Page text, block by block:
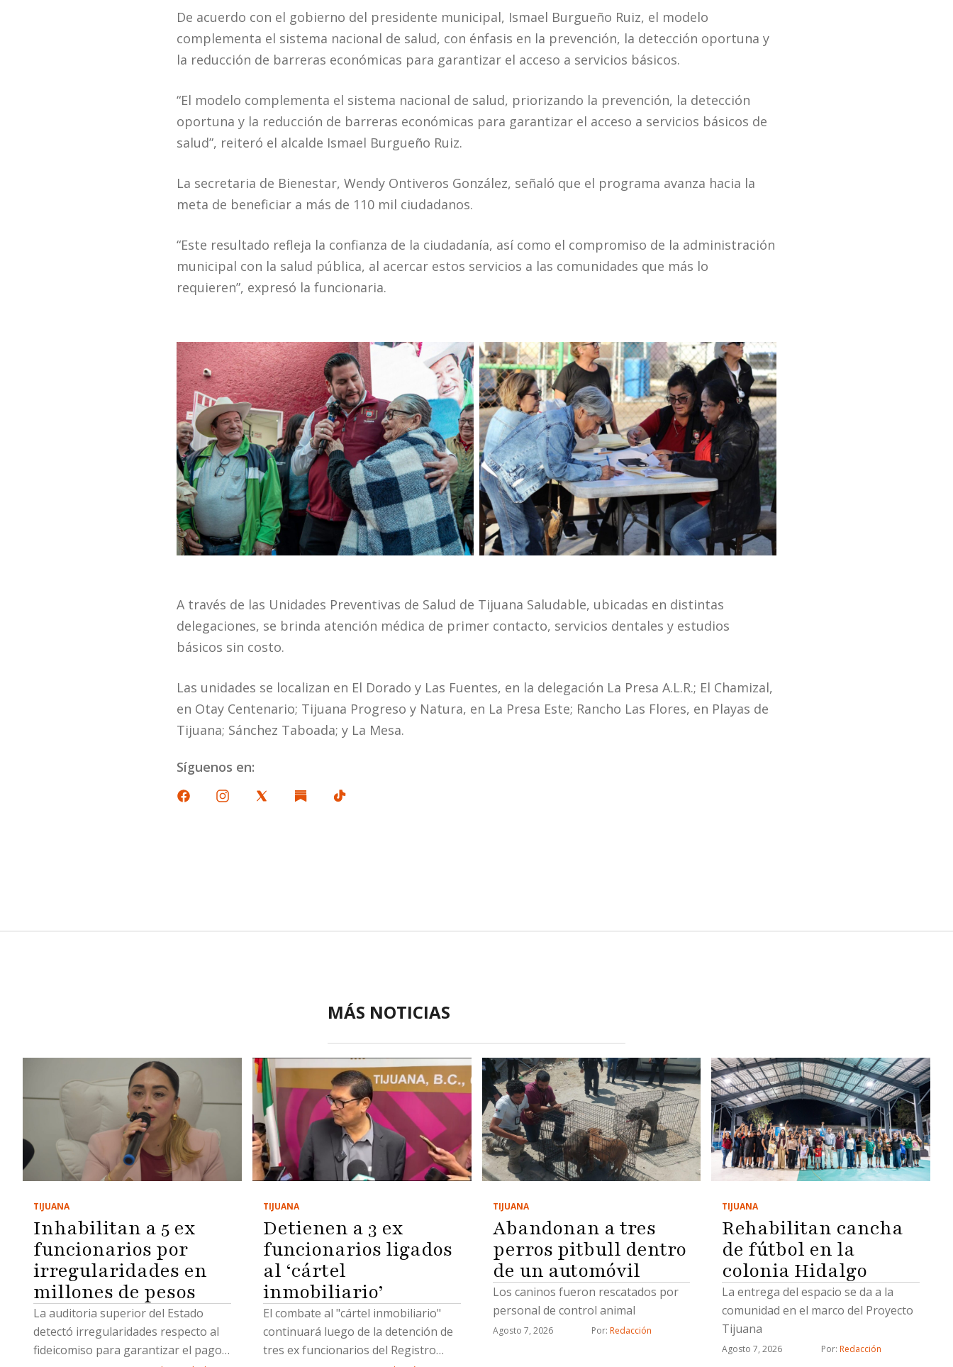
De acuerdo con el gobierno del presidente municipal, Ismael Burgueño Ruiz, el modelo
complementa el sistema nacional de salud, con énfasis en la prevención, la detección oportuna y
la reducción de barreras económicas para garantizar el acceso a servicios básicos.
“El modelo complementa el sistema nacional de salud, priorizando la prevención, la detección
oportuna y la reducción de barreras económicas para garantizar el acceso a servicios básicos de
salud”, reiteró el alcalde Ismael Burgueño Ruiz.
La secretaria de Bienestar, Wendy Ontiveros González, señaló que el programa avanza hacia la
meta de beneficiar a más de 110 mil ciudadanos.
“Este resultado refleja la confianza de la ciudadanía, así como el compromiso de la administración
municipal con la salud pública, al acercar estos servicios a las comunidades que más lo
requieren”, expresó la funcionaria.
A través de las Unidades Preventivas de Salud de Tijuana Saludable, ubicadas en distintas
delegaciones, se brinda atención médica de primer contacto, servicios dentales y estudios
básicos sin costo.
Las unidades se localizan en El Dorado y Las Fuentes, en la delegación La Presa A.L.R.; El Chamizal,
en Otay Centenario; Tijuana Progreso y Natura, en La Presa Este; Rancho Las Flores, en Playas de
Tijuana; Sánchez Taboada; y La Mesa.
Síguenos en:
MÁS NOTICIAS
TIJUANA
Inhabilitan a 5 ex
funcionarios por
irregularidades en
millones de pesos
La auditoria superior del Estado
detectó irregularidades respecto al
fideicomiso para garantizar el pago
TIJUANA
Detienen a 3 ex
funcionarios ligados
al ‘cártel
inmobiliario’
El combate al "cártel inmobiliario"
continuará luego de la detención de
tres ex funcionarios del Registro
TIJUANA
Abandonan a tres
perros pitbull dentro
de un automóvil
Los caninos fueron rescatados por
personal de control animal
Agosto 7, 2026 Por: Redacción
TIJUANA
Rehabilitan cancha
de fútbol en la
colonia Hidalgo
La entrega del espacio se da a la
comunidad en el marco del Proyecto
Tijuana
Agosto 7, 2026 Por: Redacción